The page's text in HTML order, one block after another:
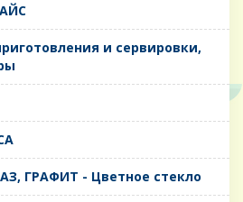
и сервировки,
ГРАФИТ - Цветное стекло